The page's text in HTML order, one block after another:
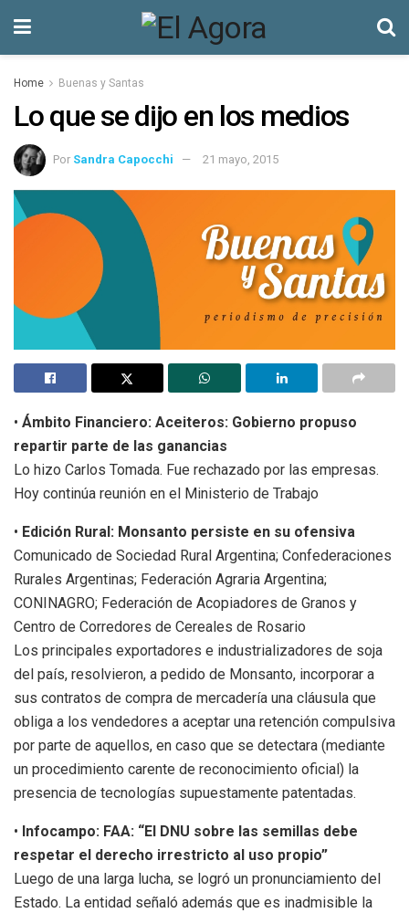
Home Buenas y Santas
Lo que se dijo en los medios
Por Sandra Capocchi 21 mayo, 2015
• Ámbito Financiero: Aceiteros: Gobierno propuso
repartir parte de las ganancias
Lo hizo Carlos Tomada. Fue rechazado por las empresas.
Hoy continúa reunión en el Ministerio de Trabajo
• Edición Rural: Monsanto persiste en su ofensiva
Comunicado de Sociedad Rural Argentina; Confederaciones
Rurales Argentinas; Federación Agraria Argentina;
CONINAGRO; Federación de Acopiadores de Granos y
Centro de Corredores de Cereales de Rosario
Los principales exportadores e industrializadores de soja
del país, resolvieron, a pedido de Monsanto, incorporar a
sus contratos de compra de mercadería una cláusula que
obliga a los vendedores a aceptar una retención compulsiva
por parte de aquellos, en caso que se detectara (mediante
un procedimiento carente de reconocimiento oficial) la
presencia de tecnologías supuestamente patentadas.
• Infocampo: FAA: “El DNU sobre las semillas debe
respetar el derecho irrestricto al uso propio”
Luego de una larga lucha, se logró un pronunciamiento del
Estado. La entidad señaló además que es inadmisible la